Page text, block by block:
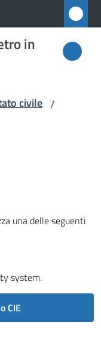
in
civile /
una delle seguenti
system.
CIE